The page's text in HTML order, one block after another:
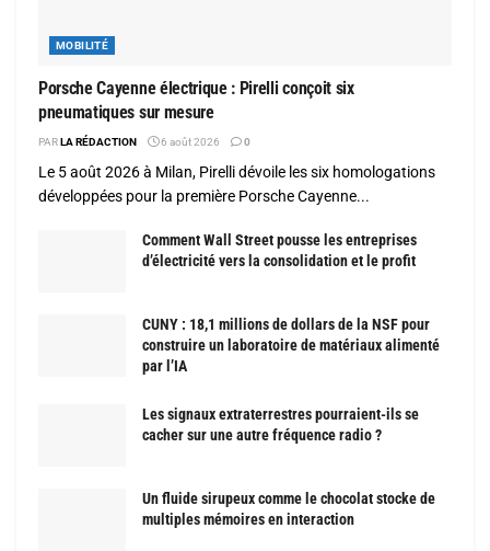
MOBILITÉ
Porsche Cayenne électrique : Pirelli conçoit six
pneumatiques sur mesure
PARLA RÉDACTION 6 août 2026 0
Le 5 août 2026 à Milan, Pirelli dévoile les six homologations
développées pour la première Porsche Cayenne...
Comment Wall Street pousse les entreprises
d’électricité vers la consolidation et le profit
CUNY : 18,1 millions de dollars de la NSF pour
construire un laboratoire de matériaux alimenté
par l’IA
Les signaux extraterrestres pourraient-ils se
cacher sur une autre fréquence radio ?
Un fluide sirupeux comme le chocolat stocke de
multiples mémoires en interaction